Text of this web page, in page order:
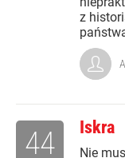
z
Iskra
Nie
44